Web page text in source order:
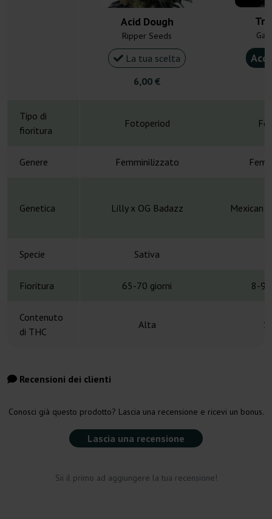
Acid Dough
Ripper Seeds
La tua scelta
6,00 €
Tipo di
fioritura
Fotoperiod
Genere Femminilizzato
Genetica Lilly x OG Badazz Mexican
Specie Sativa
Fioritura 65-70 giorni 8-9
Contenuto
di THC
Alta
Recensioni dei clienti
Conosci già questo prodotto? Lascia una recensione e ricevi un bonus.
Lascia una recensione
Sii il primo ad aggiungere la tua recensione!